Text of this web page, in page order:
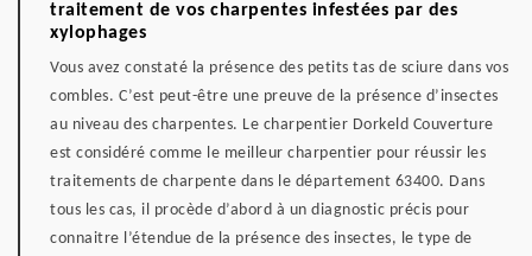
traitement de vos charpentes infestées par des
xylophages
Vous avez constaté la présence des petits tas de sciure dans vos
combles. C’est peut-être une preuve de la présence d’insectes
au niveau des charpentes. Le charpentier Dorkeld Couverture
est considéré comme le meilleur charpentier pour réussir les
traitements de charpente dans le département 63400. Dans
tous les cas, il procède d’abord à un diagnostic précis pour
connaitre l’étendue de la présence des insectes, le type de